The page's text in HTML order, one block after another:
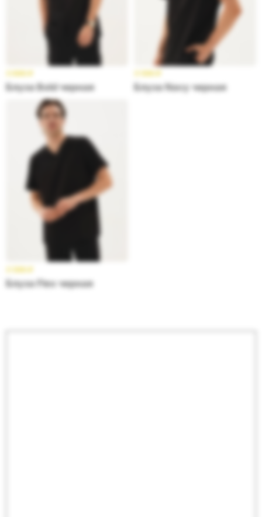
3 699
Блуза Bold черная
3 599
Блуза Navy черная
3 599
Блуза Flex черная